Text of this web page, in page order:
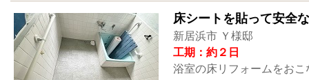
床シートを貼って安全
新居浜市 Ｙ様邸
工期：約２日
浴室の床リフォームをおこ